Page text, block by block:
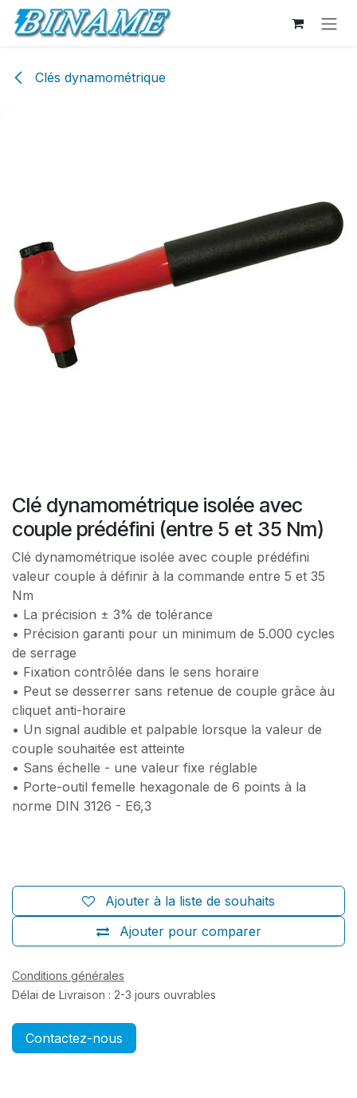
Se rendre au contenu
Clés dynamométrique
Clé dynamométrique isolée avec
couple prédéfini (entre 5 et 35 Nm)
Clé dynamométrique isolée avec couple prédéfini
valeur couple à définir à la commande entre 5 et 35
Nm
• La précision ± 3% de tolérance
• Précision garanti pour un minimum de 5.000 cycles
de serrage
• Fixation contrôlée dans le sens horaire
• Peut se desserrer sans retenue de couple grâce àu
cliquet anti-horaire
• Un signal audible et palpable lorsque la valeur de
couple souhaitée est atteinte
• Sans échelle - une valeur fixe réglable
• Porte-outil femelle hexagonale de 6 points à la
norme DIN 3126 - E6,3
Ajouter pour comparer
Ajouter à la liste de souhaits
Conditions générales
Délai de Livraison : 2-3 jours ouvrables
Contactez-nous